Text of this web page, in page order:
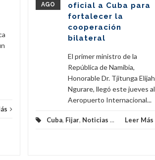
AGO
oficial a Cuba para
fortalecer la
cooperación
bilateral
El primer ministro de la
República de Namibia,
Honorable Dr. Tjitunga Elijah
Ngurare, llegó este jueves al
Aeropuerto Internacional...
Cuba, Fijar, Noticias ... Leer Más